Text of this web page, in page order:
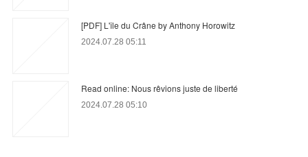
[PDF] L'île du Crâne by Anthony Horowitz
2024.07.28 05:11
Read online: Nous rêvions juste de liberté
2024.07.28 05:10